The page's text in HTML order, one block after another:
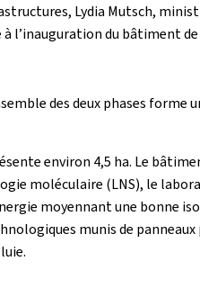
Lydia Mutsch,
du bâtiment
des deux phases
environ 4,5 ha. Le
moléculaire (LNS), le
moyennant une bonne
munis de